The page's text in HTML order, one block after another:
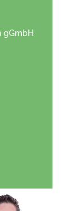
gGmbH